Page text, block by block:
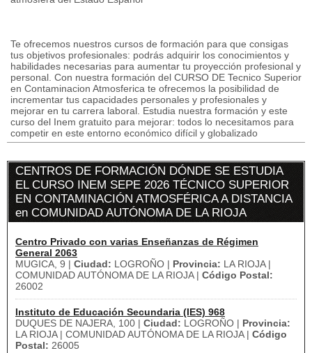
Te ofrecemos nuestros cursos de formación para que consigas
tus objetivos profesionales: podrás adquirir los conocimientos y
habilidades necesarias para aumentar tu proyección profesional y
personal. Con nuestra formación del CURSO DE Tecnico Superior
en Contaminacion Atmosferica te ofrecemos la posibilidad de
incrementar tus capacidades personales y profesionales y
mejorar en tu carrera laboral. Estudia nuestra formación y este
curso del Inem gratuito para mejorar: todos lo necesitamos para
competir en este entorno económico difícil y globalizado
CENTROS DE FORMACIÓN DÓNDE SE ESTUDIA
EL CURSO INEM SEPE 2026 TÉCNICO SUPERIOR
EN CONTAMINACIÓN ATMOSFÉRICA A DISTANCIA
en COMUNIDAD AUTÓNOMA DE LA RIOJA
Centro Privado con varias Enseñanzas de Régimen
General 2063
MUGICA, 9 | Ciudad: LOGROÑO | Provincia: LA RIOJA |
COMUNIDAD AUTÓNOMA DE LA RIOJA | Código Postal:
26002
Instituto de Educación Secundaria (IES) 968
DUQUES DE NAJERA, 100 | Ciudad: LOGROÑO | Provincia:
LA RIOJA | COMUNIDAD AUTÓNOMA DE LA RIOJA | Código
Postal: 26005